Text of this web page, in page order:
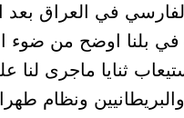
في العراق بعد
في بلنا اوضح من
ثنايا ماجرى لنا
والبريطانيين ونظام